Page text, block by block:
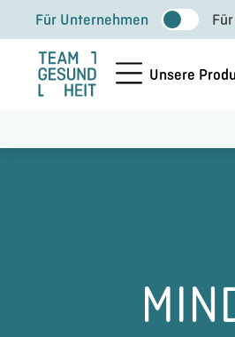
Inhalt
springen
Für Unternehmen
Unsere